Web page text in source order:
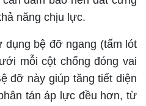
năng chịu lực.
bệ đỡ ngang (tấm lót
mỗi cột chống đóng vai
đỡ này giúp tăng tiết diện
tán áp lực đều hơn, từ